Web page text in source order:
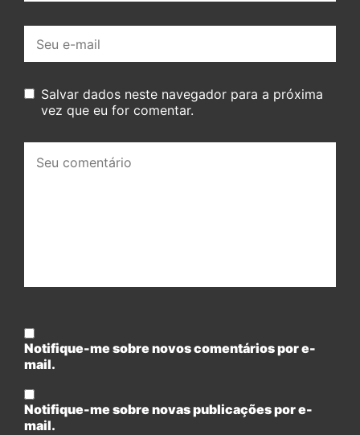
mail:
Salvar dados neste navegador para a próxima
vez que eu for comentar.
comentário:
Notifique-me sobre novos comentários por e-
mail.
Notifique-me sobre novas publicações por e-
mail.